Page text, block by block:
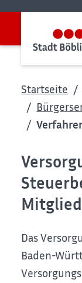
Startseite
Das
Baden-